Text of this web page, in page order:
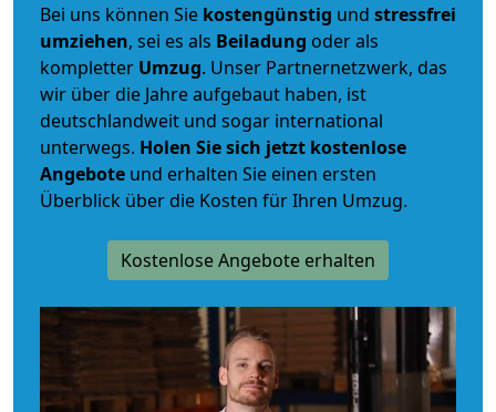
Bei uns können Sie kostengünstig und stressfrei
umziehen, sei es als Beiladung oder als
kompletter Umzug. Unser Partnernetzwerk, das
wir über die Jahre aufgebaut haben, ist
deutschlandweit und sogar international
unterwegs. Holen Sie sich jetzt kostenlose
Angebote und erhalten Sie einen ersten
Überblick über die Kosten für Ihren Umzug.
Kostenlose Angebote erhalten